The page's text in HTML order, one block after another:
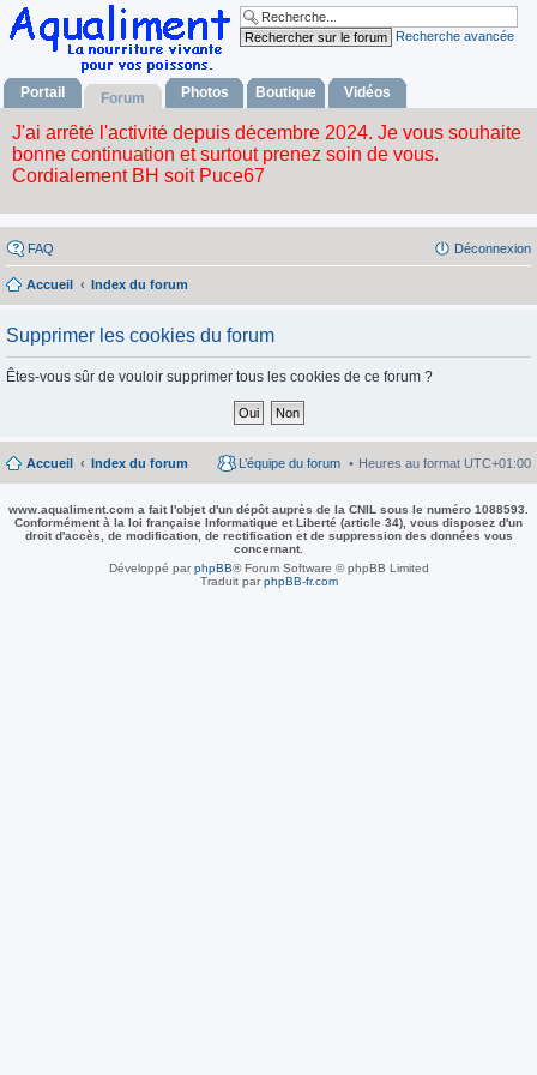
Recherche avancée
Portail Forum Photos Boutique Vidéos
FAQ Déconnexion
Accueil Index du forum
Supprimer les cookies du forum
Êtes-vous sûr de vouloir supprimer tous les cookies de ce forum ?
Accueil Index du forum Heures au format UTC+01:00
L’équipe du forum
www.aqualiment.com a fait l'objet d'un dépôt auprès de la CNIL sous le numéro 1088593.
Conformément à la loi française Informatique et Liberté (article 34), vous disposez d'un
droit d'accès, de modification, de rectification et de suppression des données vous
concernant.
Développé parphpBB® Forum Software © phpBB Limited
Traduit parphpBB-fr.com